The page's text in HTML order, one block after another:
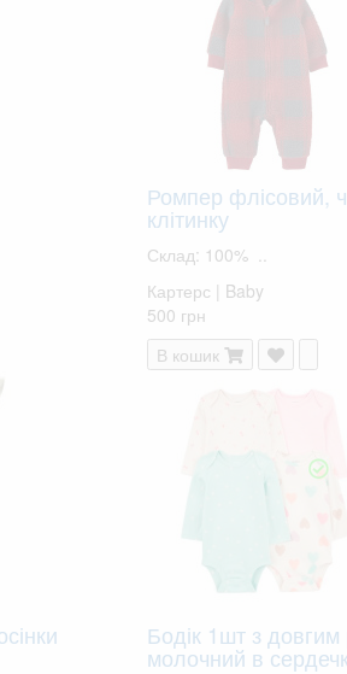
Ромпер флісовий,
клітинку
Склад: 100% ..
Картерс | Baby
500 грн
В кошик
Бодік 1шт з
молочний в